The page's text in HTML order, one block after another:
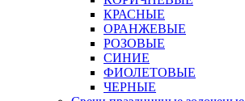
КРАСНЫЕ
ОРАНЖЕВЫЕ
РОЗОВЫЕ
СИНИЕ
ФИОЛЕТОВЫЕ
ЧЕРНЫЕ